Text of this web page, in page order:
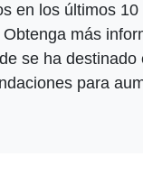
en los últimos
más
se ha
para